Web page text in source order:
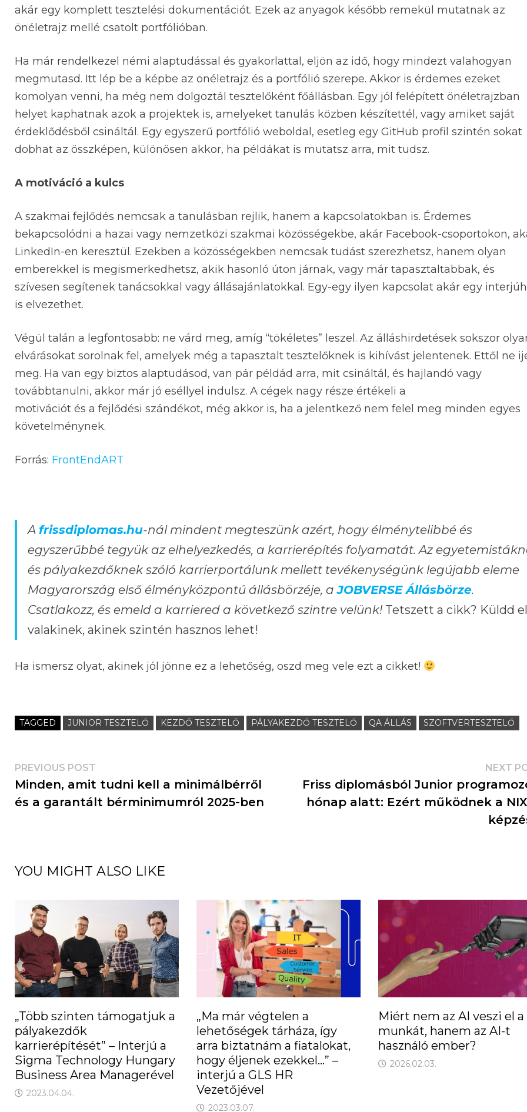
akár egy komplett tesztelési dokumentációt. Ezek az anyagok később remekül mutatnak az
önéletrajz mellé csatolt portfólióban.
Ha már rendelkezel némi alaptudással és gyakorlattal, eljön az idő, hogy mindezt valahogyan
megmutasd. Itt lép be a képbe az önéletrajz és a portfólió szerepe. Akkor is érdemes ezeket
komolyan venni, ha még nem dolgoztál tesztelőként főállásban. Egy jól felépített önéletrajzban
helyet kaphatnak azok a projektek is, amelyeket tanulás közben készítettél, vagy amiket saját
érdeklődésből csináltál. Egy egyszerű portfólió weboldal, esetleg egy GitHub profil szintén sokat
dobhat az összképen, különösen akkor, ha példákat is mutatsz arra, mit tudsz.
A motiváció a kulcs
A szakmai fejlődés nemcsak a tanulásban rejlik, hanem a kapcsolatokban is. Érdemes
bekapcsolódni a hazai vagy nemzetközi szakmai közösségekbe, akár Facebook-csoportokon,
LinkedIn-en keresztül. Ezekben a közösségekben nemcsak tudást szerezhetsz, hanem olyan
emberekkel is megismerkedhetsz, akik hasonló úton járnak, vagy már tapasztaltabbak, és
szívesen segítenek tanácsokkal vagy állásajánlatokkal. Egy-egy ilyen kapcsolat akár egy
is elvezethet.
Végül talán a legfontosabb: ne várd meg, amíg “tökéletes” leszel. Az álláshirdetések sokszor
elvárásokat sorolnak fel, amelyek még a tapasztalt tesztelőknek is kihívást jelentenek. Ettől ne
meg. Ha van egy biztos alaptudásod, van pár példád arra, mit csináltál, és hajlandó vagy
továbbtanulni, akkor már jó eséllyel indulsz. A cégek nagy része értékeli a
motivációt és a fejlődési szándékot, még akkor is, ha a jelentkező nem felel meg minden egyes
követelménynek.
Forrás: FrontEndART
A frissdiplomas.hu-nál mindent megteszünk azért, hogy élménytelibbé és
egyszerűbbé tegyük az elhelyezkedés, a karrierépítés folyamatát. Az
és pályakezdőknek szóló karrierportálunk mellett tevékenységünk legújabb eleme
Magyarország első élményközpontú állásbörzéje, aJOBVERSE Állásbörze.
Csatlakozz, és emeld a karriered a következő szintre velünk! Tetszett a cikk? Küldd el
valakinek, akinek szintén hasznos lehet!
Ha ismersz olyat, akinek jól jönne ez a lehetőség, oszd meg vele ezt a cikket!
TAGGED JUNIOR TESZTELŐ KEZDŐ TESZTELŐ PÁLYAKEZDŐ TESZTELŐ QA ÁLLÁS SZOFTVERTESZTELŐ
PREVIOUS POST
Minden, amit tudni kell a minimálbérről
és a garantált bérminimumról 2025-ben
NEXT
Friss diplomásból Junior
hónap alatt: Ezért működnek a
YOU MIGHT ALSO LIKE
„Több szinten támogatjuk a
pályakezdők
karrierépítését” – Interjú a
Sigma Technology Hungary
Business Area Managerével
2023.04.04.
„Ma már végtelen a
lehetőségek tárháza, így
arra biztatnám a fiatalokat,
hogy éljenek ezekkel…” –
interjú a GLS HR
Vezetőjével
2023.03.07.
Miért nem az AI veszi el a
munkát, hanem az AI-t
használó ember?
2026.02.03.